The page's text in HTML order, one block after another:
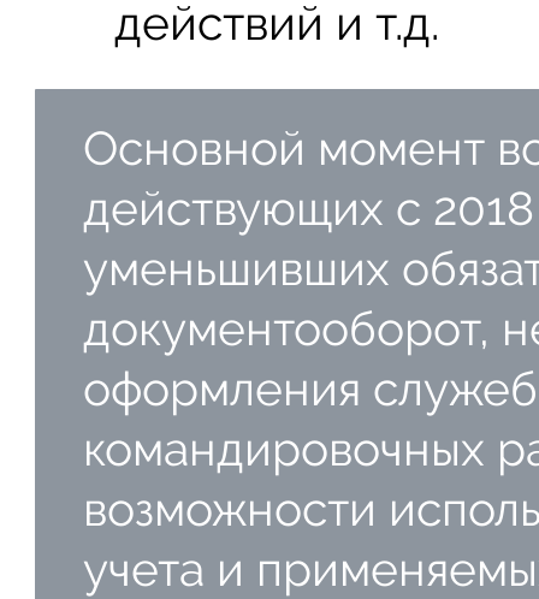
действий и т.д.
Основной момент
действующих с
уменьшивших
документооборот,
оформления
командировочных
возможности
учета и